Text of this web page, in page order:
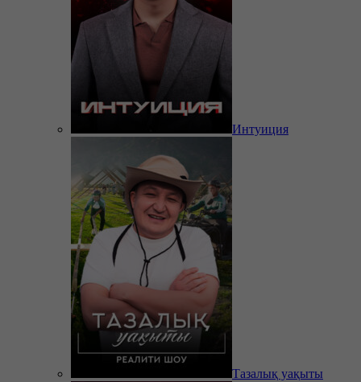
Интуиция
Тазалық уақыты